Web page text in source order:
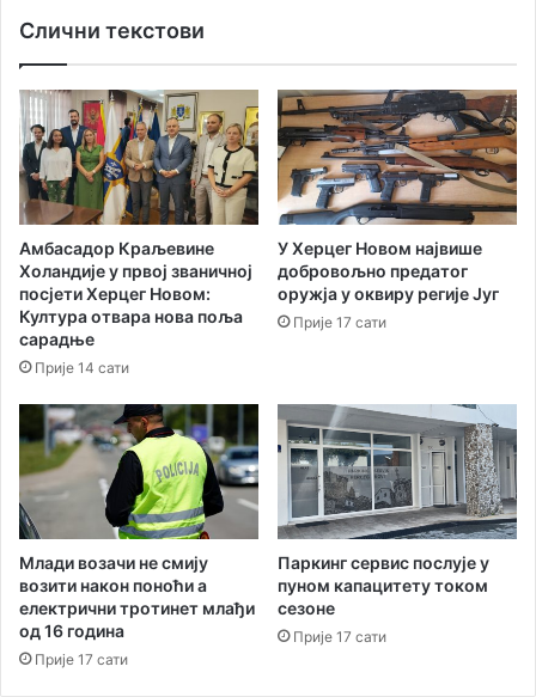
Слични текстови
Амбасадор Краљевине
Холандије у првој званичној
посјети Херцег Новом:
Култура отвара нова поља
сарадње
Прије 14 сати
У Херцег Новом највише
добровољно предатог
оружја у оквиру регије Југ
Прије 17 сати
Млади возачи не смију
возити након поноћи а
електрични тротинет млађи
од 16 година
Прије 17 сати
Паркинг сервис послује у
пуном капацитету током
сезоне
Прије 17 сати